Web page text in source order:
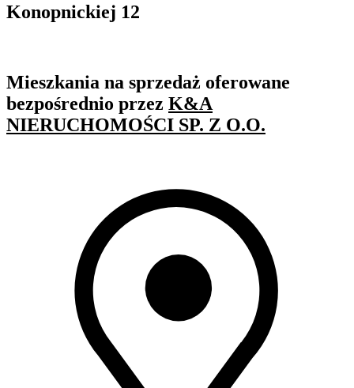
Konopnickiej 12
Mieszkania na sprzedaż oferowane
bezpośrednio przez K&A
NIERUCHOMOŚCI SP. Z O.O.